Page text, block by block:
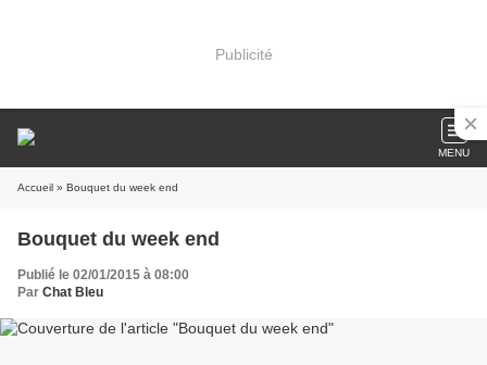
Publicité
MENU
Accueil » Bouquet du week end
Bouquet du week end
Publié le 02/01/2015 à 08:00
Par Chat Bleu